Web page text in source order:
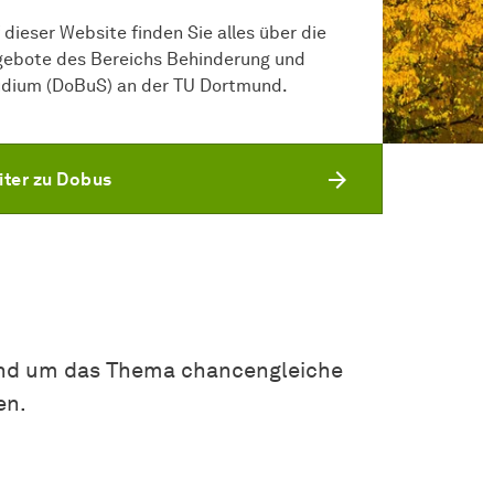
dieser Website finden Sie alles über die
des Bereichs Behinderung und
(DoBuS) an der TU Dortmund.
zu Dobus
um das Thema chancengleiche